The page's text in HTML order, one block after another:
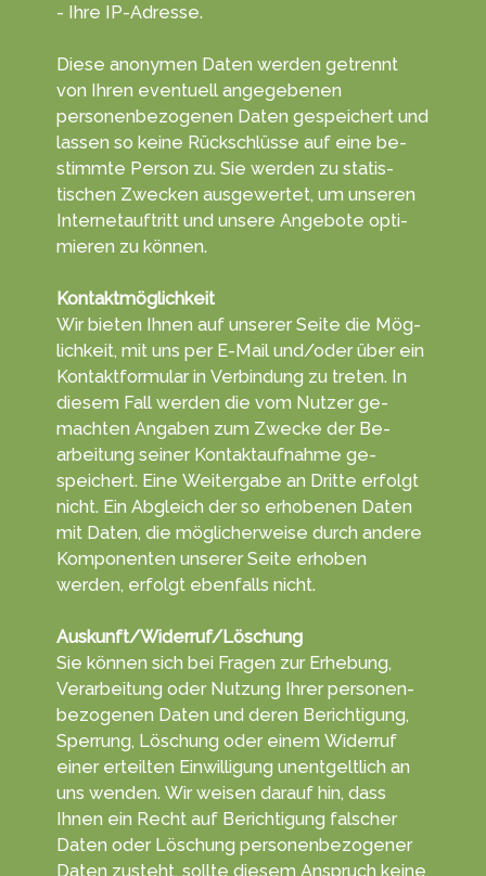
- Ihre IP-Adresse.
Diese anonymen Daten wer­den getrennt
von Ihren even­tuell ange­gebenen
personen­bezogenen Da­ten ge­speichert und
lassen so keine Rück­schlüsse auf eine be­
stimmte Per­son zu. Sie wer­den zu statis­
tischen Zwecken aus­gewertet, um unseren
Internet­auftritt und unsere An­gebote opti­
mieren zu kön­nen.
Kontaktmöglichkeit
Wir bieten Ihnen auf unserer Sei­te die Mög­
lich­keit, mit uns per E-Mail und/oder über ein
Kontakt­formu­lar in Ver­bin­dung zu tret­en. In
die­sem Fall werden die vom Nut­zer ge­
machten An­gab­en zum Zwecke der Be­
arbei­tung seiner Kontakt­aufnahme ge­
speichert. Eine Weiter­gabe an Dritte erfolgt
nicht. Ein Ab­gleich der so erho­benen Da­ten
mit Da­ten, die mög­licher­weise durch andere
Kompo­nenten unserer Sei­te erhoben
werden, er­folgt eben­falls nicht.
Auskunft/Widerruf/Löschung
Sie können sich bei Fra­gen zur Er­heb­ung,
Ver­arbei­tung oder Nut­zung Ihrer personen­
bezoge­nen Da­ten und deren Berich­tigung,
Sper­rung, Lö­schung oder einem Wider­ruf
einer erteil­ten Ein­willigung unent­gelt­lich an
uns wen­den. Wir wei­sen darauf hin, dass
Ihnen ein Recht auf Be­rich­ti­gung fal­scher
Da­ten oder Lö­schung personen­bezo­gener
Da­ten zu­steht, sollte diesem An­spruch keine